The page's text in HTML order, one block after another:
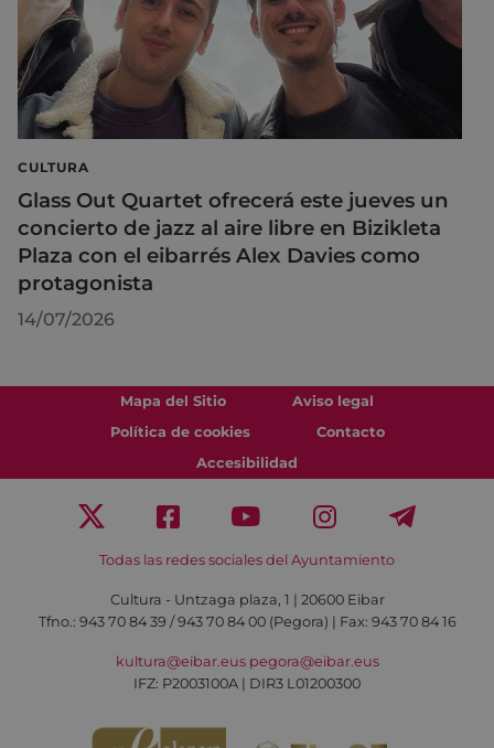
CULTURA
Glass Out Quartet ofrecerá este jueves un
concierto de jazz al aire libre en Bizikleta
Plaza con el eibarrés Alex Davies como
protagonista
14/07/2026
Mapa del Sitio
Aviso legal
Política de cookies
Contacto
Accesibilidad
Todas las redes sociales del Ayuntamiento
Cultura - Untzaga plaza, 1 | 20600 Eibar
Tfno.: 943 70 84 39 / 943 70 84 00 (Pegora) | Fax: 943 70 84 16
kultura@eibar.eus pegora@eibar.eus
IFZ: P2003100A | DIR3 L01200300